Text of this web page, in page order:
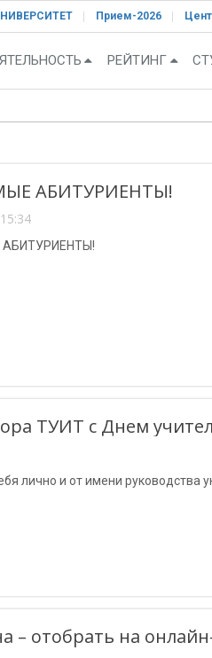
Прием-2026
РЕЙТИНГ
АБИТУРИЕНТЫ!
ТУИТ с Днем
лично и от имени руководства
– отобрать на